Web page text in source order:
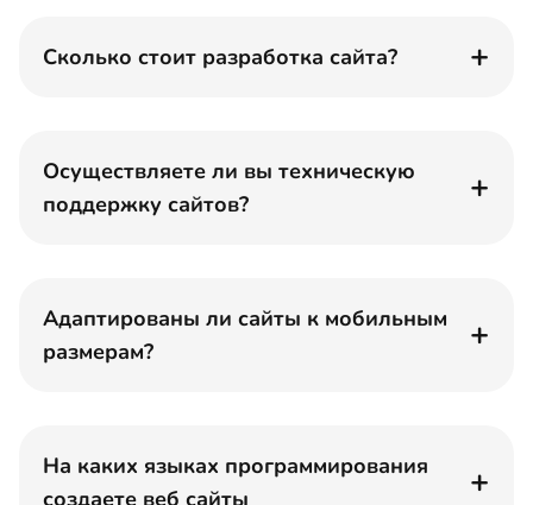
Сколько стоит разработка сайта?
Осуществляете ли вы техническую
поддержку сайтов?
Адаптированы ли сайты к мобильным
размерам?
На каких языках программирования
создаете веб сайты